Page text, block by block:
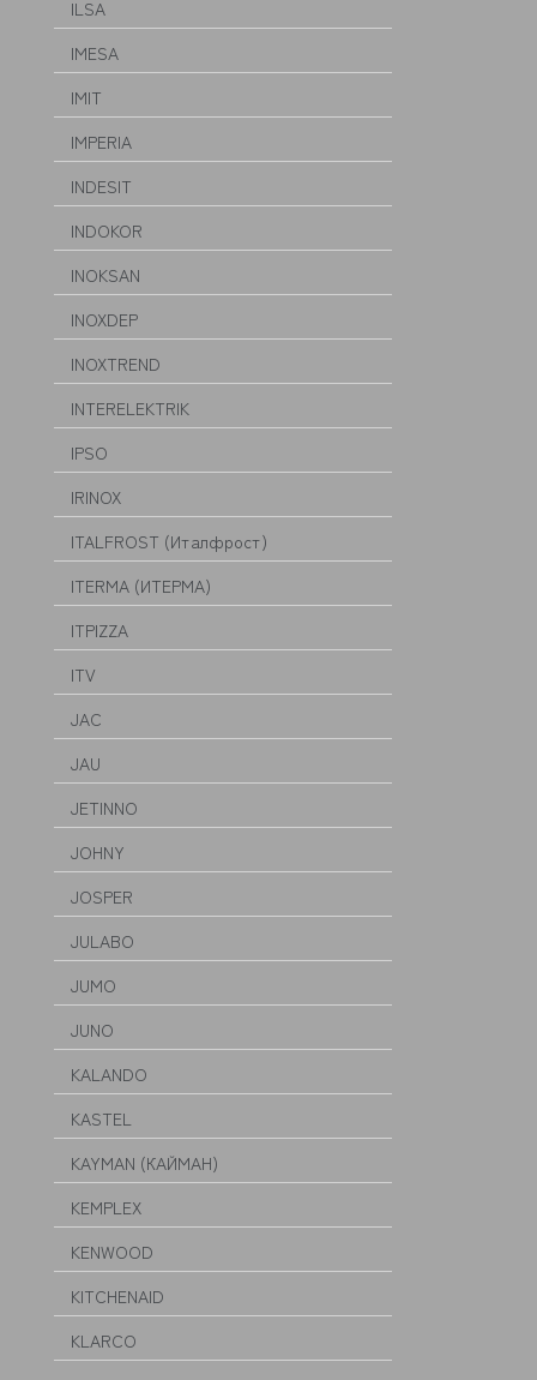
ILSA
IMESA
IMIT
IMPERIA
INDESIT
INDOKOR
INOKSAN
INOXDEP
INOXTREND
INTERELEKTRIK
IPSO
IRINOX
ITALFROST (Италфрост)
ITERMA (ИТЕРМА)
ITPIZZA
ITV
JAC
JAU
JETINNO
JOHNY
JOSPER
JULABO
JUMO
JUNO
KALANDO
KASTEL
KAYMAN (КАЙМАН)
KEMPLEX
KENWOOD
KITCHENAID
KLARCO